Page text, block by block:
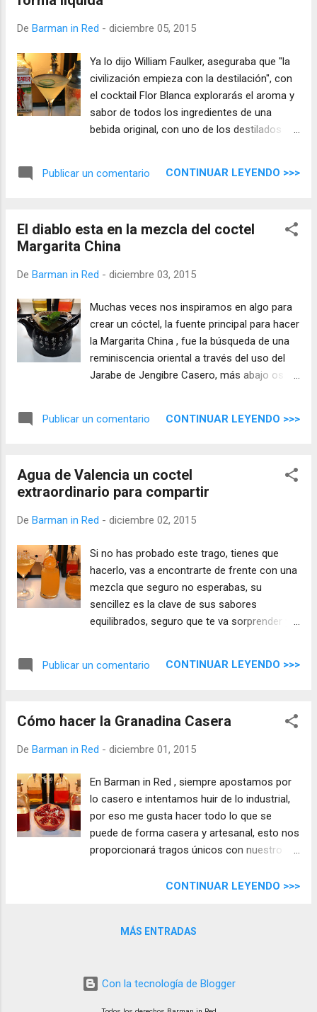
De Barman in Red - diciembre 05, 2015
Ya lo dijo William Faulker, aseguraba que "la
civilización empieza con la destilación", con
el cocktail Flor Blanca explorarás el aroma y
sabor de todos los ingredientes de una
bebida original, con uno de los destilados
Publicar un comentario CONTINUAR LEYENDO >>>
El diablo esta en la mezcla del coctel
Margarita China
De Barman in Red - diciembre 03, 2015
Muchas veces nos inspiramos en algo para
crear un cóctel, la fuente principal para hacer
la Margarita China , fue la búsqueda de una
reminiscencia oriental a través del uso del
Jarabe de Jengibre Casero, más abajo os
Barman in Red.
Publicar un comentario CONTINUAR LEYENDO >>>
Agua de Valencia un coctel
extraordinario para compartir
De Barman in Red - diciembre 02, 2015
Si no has probado este trago, tienes que
hacerlo, vas a encontrarte de frente con una
mezcla que seguro no esperabas, su
sencillez es la clave de sus sabores
equilibrados, seguro que te va sorprender y
estoy seguro.
Publicar un comentario CONTINUAR LEYENDO >>>
Cómo hacer la Granadina Casera
De Barman in Red - diciembre 01, 2015
En Barman in Red , siempre apostamos por
lo casero e intentamos huir de lo industrial,
por eso me gusta hacer todo lo que se
puede de forma casera y artesanal, esto nos
proporcionará tragos únicos con nuestro
cómo hacer la Granadina Casera para
CONTINUAR LEYENDO >>>
MÁS ENTRADAS
Con la tecnología de Blogger